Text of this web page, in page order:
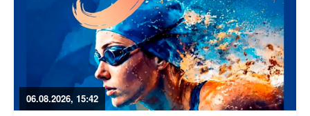
06.08.2026, 15:42